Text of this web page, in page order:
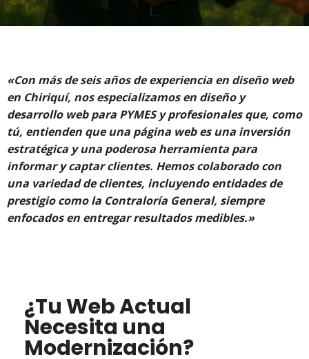
«Con más de seis años de experiencia en diseño web
en Chiriquí, nos especializamos en diseño y
desarrollo web para PYMES y profesionales que, como
tú, entienden que una página web es una inversión
estratégica y una poderosa herramienta para
informar y captar clientes. Hemos colaborado con
una variedad de clientes, incluyendo entidades de
prestigio como la Contraloría General, siempre
enfocados en entregar resultados medibles.»
¿Tu Web Actual
Necesita una
Modernización?